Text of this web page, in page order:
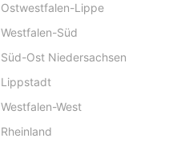
Ostwestfalen-Lippe
Westfalen-Süd
Süd-Ost Niedersachsen
Lippstadt
Westfalen-West
Rheinland